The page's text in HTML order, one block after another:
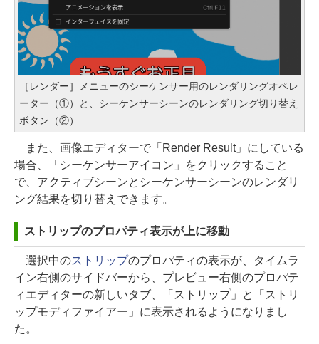
［レンダー］メニューのシーケンサー用のレンダリングオペレ
ーター（①）と、シーケンサーシーンのレンダリング切り替え
ボタン（②）
また、画像エディターで「Render Result」にしている
場合、「シーケンサーアイコン」をクリックすること
で、アクティブシーンとシーケンサーシーンのレンダリ
ング結果を切り替えできます。
ストリップのプロパティ表示が上に移動
選択中のストリップのプロパティの表示が、タイムラ
イン右側のサイドバーから、プレビュー右側のプロパテ
ィエディターの新しいタブ、「ストリップ」と「ストリ
ップモディファイアー」に表示されるようになりまし
た。